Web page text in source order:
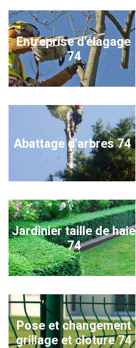
Entreprise d'élagage
74
Abattage d'arbres 74
Jardinier taille de haie
74
Pose et changement
grillage et cloture 74